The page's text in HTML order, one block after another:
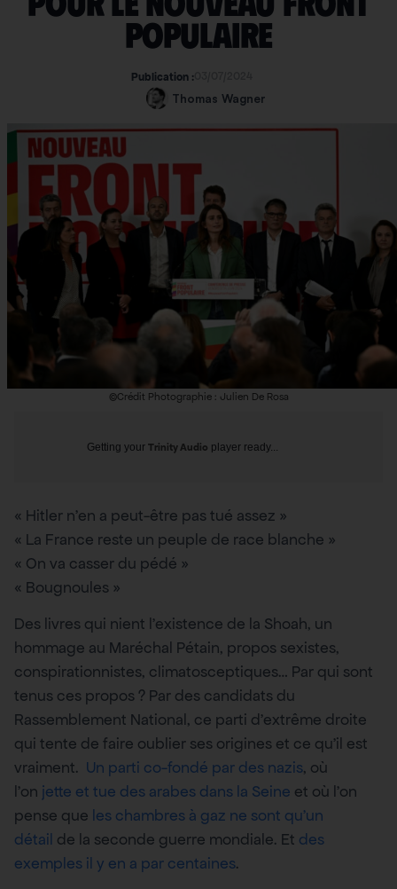
Populaire
Publication :03/07/2024
Thomas Wagner
©Crédit Photographie : Julien De Rosa
Getting your Trinity Audio player ready...
« Hitler n’en a peut-être pas tué assez »
« La France reste un peuple de race blanche »
« On va casser du pédé »
« Bougnoules »
Des livres qui nient l’existence de la Shoah, un
hommage au Maréchal Pétain, propos sexistes,
conspirationnistes, climatosceptiques… Par qui sont
tenus ces propos ? Par des candidats du
Rassemblement National, ce parti d’extrême droite
qui tente de faire oublier ses origines et ce qu’il est
vraiment. Un parti co-fondé par des nazis, où
l’on jette et tue des arabes dans la Seine et où l’on
pense que les chambres à gaz ne sont qu’un
détail de la seconde guerre mondiale. Et des
exemples il y en a par centaines.